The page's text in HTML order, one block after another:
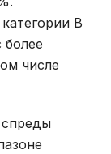
В
числе
спреды